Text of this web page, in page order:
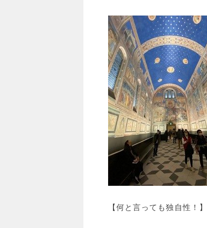
【何と言っても独自性！】